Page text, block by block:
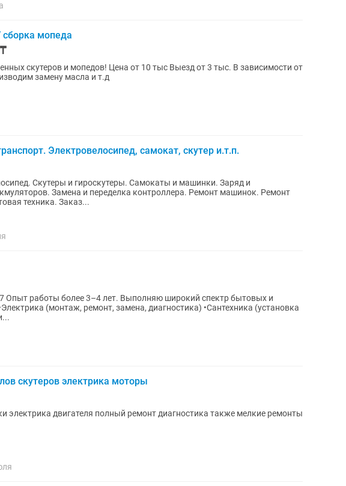
сборка мопеда
скутеров и мопедов! Цена от 10 тыс Выезд от 3 тыс. В зависимости от
замену масла и т.д
Электровелосипед, самокат, скутер и.т.п.
Скутеры и гироскутеры. Самокаты и машинки. Заряд и
Замена и переделка контроллера. Ремонт машинок. Ремонт
техника. Заказ...
и
(монтаж, ремонт, замена, диагностика) •Сантехника (установка
скутеров электрика моторы
электрика двигателя полный ремонт диагностика также мелкие ремонты